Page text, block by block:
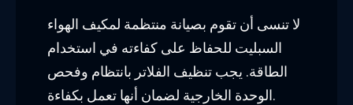
لا تنسى أن تقوم بصيانة منتظمة لمكيف الهواء
السبليت للحفاظ على كفاءته في استخدام
الطاقة. يجب تنظيف الفلاتر بانتظام وفحص
الوحدة الخارجية لضمان أنها تعمل بكفاءة.